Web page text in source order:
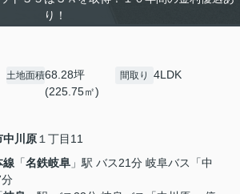
り！
土地面積68.28坪
(225.75㎡)
間取り 4LDK
中川原１丁目11
線 「名鉄岐阜 」駅 バス21分 岐阜バス「中